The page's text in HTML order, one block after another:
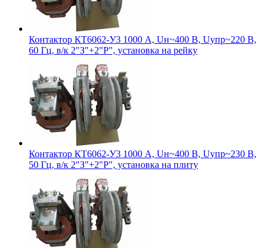
Контактор КТ6062-У3 1000 А, Uн~400 В, Uупр~220 В,
60 Гц, в/к 2"З"+2"Р", установка на рейку
Контактор КТ6062-У3 1000 А, Uн~400 В, Uупр~230 В,
50 Гц, в/к 2"З"+2"Р", установка на плиту